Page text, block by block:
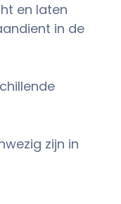
en laten
in de
zijn in